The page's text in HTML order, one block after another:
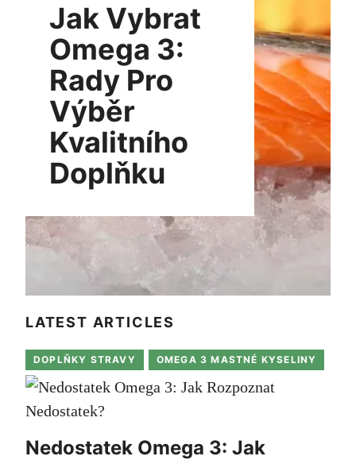
Jak Vybrat
Omega 3:
Rady Pro
Výběr
Kvalitního
Doplňku
LATEST ARTICLES
DOPLŇKY STRAVY OMEGA 3 MASTNÉ KYSELINY
Nedostatek Omega 3: Jak